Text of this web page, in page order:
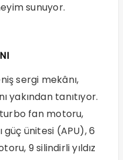
sunuyor.
sergi mekânı,
yakından tanıtıyor.
fan motoru,
ünitesi (APU), 6
9 silindirli yıldız